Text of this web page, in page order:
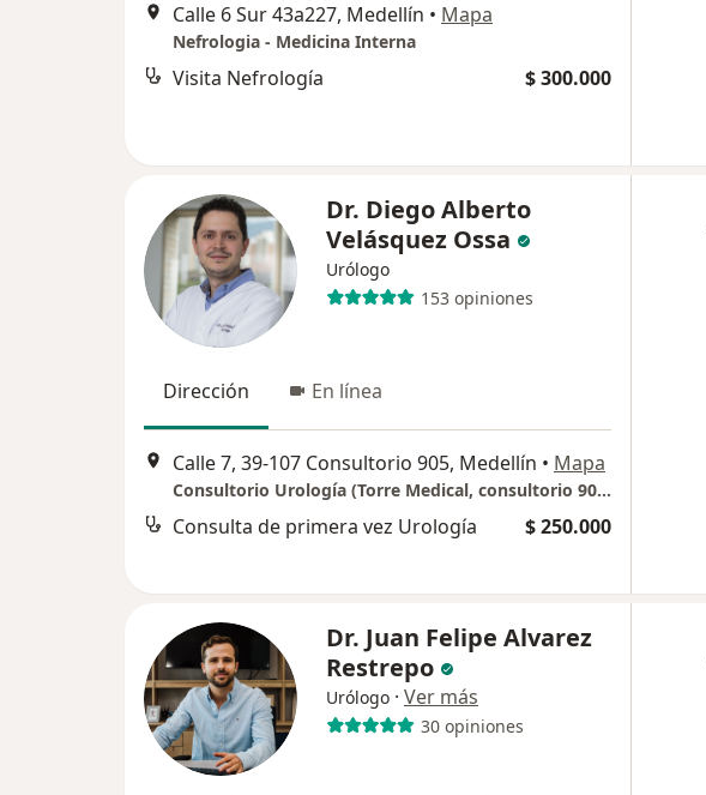
Calle 6 Sur 43a227, Medellín • Mapa
Nefrologia - Medicina Interna
Visita Nefrología $ 300.000
Dr. Diego Alberto
Velásquez Ossa
Urólogo
153 opiniones
Dirección En línea
Calle 7, 39-107 Consultorio 905, Medellín • Mapa
Consultorio Urología (Torre Medical, consultorio 905)
Consulta de primera vez Urología $ 250.000
Dr. Juan Felipe Alvarez
Restrepo
Urólogo · Ver más
30 opiniones